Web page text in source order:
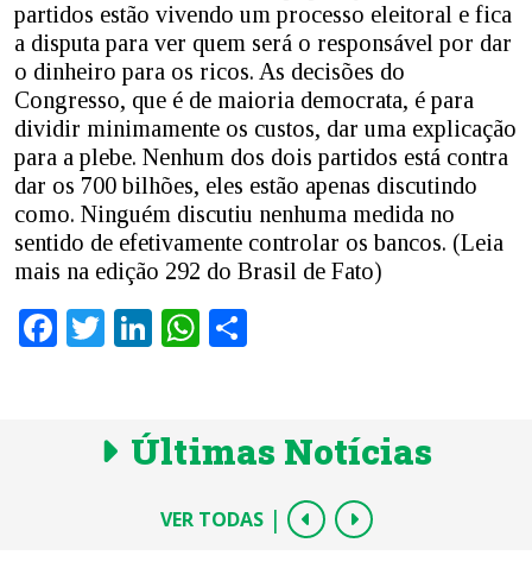
partidos estão vivendo um processo eleitoral e fica
a disputa para ver quem será o responsável por dar
o dinheiro para os ricos. As decisões do
Congresso, que é de maioria democrata, é para
dividir minimamente os custos, dar uma explicação
para a plebe. Nenhum dos dois partidos está contra
dar os 700 bilhões, eles estão apenas discutindo
como. Ninguém discutiu nenhuma medida no
sentido de efetivamente controlar os bancos. (Leia
mais na edição 292 do Brasil de Fato)
Facebook
TwitterLinkedInWhatsApp
Últimas Notícias
VER TODAS |